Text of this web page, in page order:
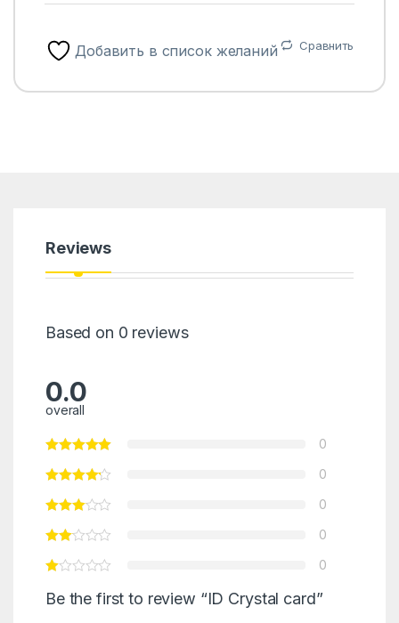
Добавить в список желаний Сравнить
Reviews
Based on 0 reviews
0.0
overall
0
0
0
0
0
Be the first to review “ID Crystal card”